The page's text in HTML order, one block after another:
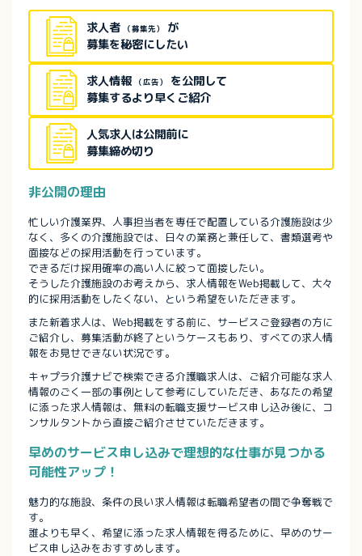
求人者 （募集先）
が
募集を秘密にしたい
求人情報 （広告）
を公開して
募集するより早くご紹介
人気求人は公開前に
募集締め切り
非公開の理由
忙しい介護業界、人事担当者を専任で配置している介護施設は少
なく、多くの介護施設では、日々の業務と兼任して、書類選考や
面接などの採用活動を行っています。
できるだけ採用確率の高い人に絞って面接したい。
そうした介護施設のお考えから、求人情報をWeb掲載して、大々
的に採用活動をしたくない、という希望をいただきます。
また新着求人は、Web掲載をする前に、サービスご登録者の方に
ご紹介し、募集活動が終了というケースもあり、すべての求人情
報をお見せできない状況です。
キャプラ介護ナビで検索できる介護職求人は、ご紹介可能な求人
情報のごく一部の事例として参考にしていただき、あなたの希望
に添った求人情報は、無料の転職支援サービス申し込み後に、コ
ンサルタントから直接ご紹介させていただきます。
早めのサービス申し込みで理想的な仕事が見つかる
可能性アップ！
魅力的な施設、条件の良い求人情報は転職希望者の間で争奪戦で
す。
誰よりも早く、希望に添った求人情報を得るために、早めのサー
ビス申し込みをおすすめします。